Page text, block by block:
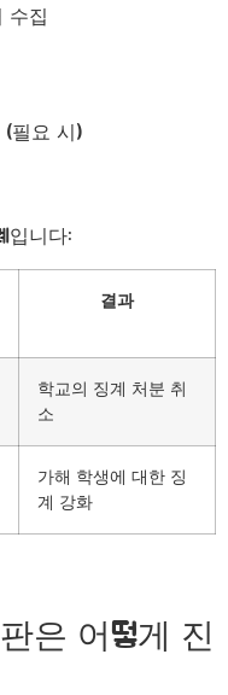
수집
(필요 시)
입니다:
결과
학교의 징계 처분 취
소
가해 학생에 대한 징
계 강화
은 어떻게 진